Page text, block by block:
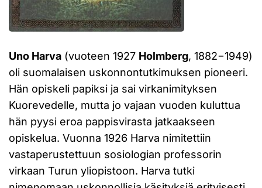
Uno Harva (vuoteen 1927 Holmberg, 1882−1949)
oli suomalaisen uskonnontutkimuksen pioneeri.
Hän opiskeli papiksi ja sai virkanimityksen
Kuorevedelle, mutta jo vajaan vuoden kuluttua
hän pyysi eroa pappisvirasta jatkaakseen
opiskelua. Vuonna 1926 Harva nimitettiin
vastaperustettuun sosiologian professorin
virkaan Turun yliopistoon. Harva tutki